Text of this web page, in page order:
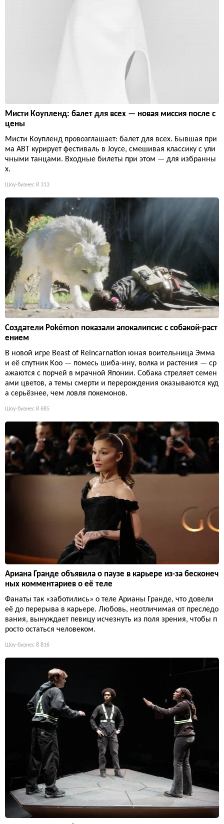
Мисти Коупленд: балет для всех — новая миссия после с
цены
Мисти Коупленд провозглашает: балет для всех. Бывшая при
ма ABT курирует фестиваль в Joyce, смешивая классику с ули
чными танцами. Входные билеты при этом — для избранны
х.
Шоу-бизнес 8 313
Создатели Pokémon показали апокалипсис с собакой-раст
ением
В новой игре Beast of Reincarnation юная воительница Эмма
и её спутник Кoo — помесь шиба-ину, волка и растения — ср
ажаются с порчей в мрачной Японии. Собака стреляет семен
ами цветов, а темы смерти и перерождения оказываются куд
а серьёзнее, чем ловля покемонов.
Шоу-бизнес 8 685
Ариана Гранде объявила о паузе в карьере из-за бесконеч
ных комментариев о её теле
Фанаты так «заботились» о теле Арианы Гранде, что довели
её до перерыва в карьере. Любовь, неотличимая от преследо
вания, вынуждает певицу исчезнуть из поля зрения, чтобы п
росто остаться человеком.
Шоу-бизнес 8 816